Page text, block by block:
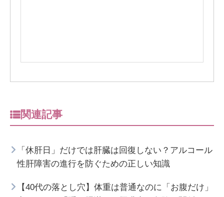
関連記事
「休肝日」だけでは肝臓は回復しない？アルコール
性肝障害の進行を防ぐための正しい知識
【40代の落とし穴】体重は普通なのに「お腹だけ」